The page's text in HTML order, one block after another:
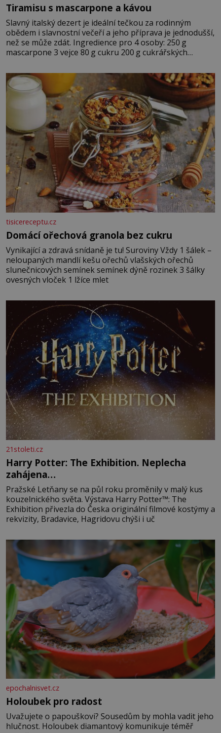
Tiramisu s mascarpone a kávou
Slavný italský dezert je ideální tečkou za rodinným
obědem i slavnostní večeří a jeho příprava je jednodušší,
než se může zdát. Ingredience pro 4 osoby: 250 g
mascarpone 3 vejce 80 g cukru 200 g cukrářských
posypání Postup: Oddělte žloutky od bílků. Žloutky
vyšlehejte s cukrem do světlé pěny a postupně do nich
vmíchejte mascarpone, aby vznikl hladký
tisicereceptu.cz
Domácí ořechová granola bez cukru
Vynikající a zdravá snídaně je tu! Suroviny Vždy 1 šálek –
neloupaných mandlí kešu ořechů vlašských ořechů
slunečnicových semínek semínek dýně rozinek 3 šálky
ovesných vloček 1 lžíce mlet
21stoleti.cz
Harry Potter: The Exhibition. Neplecha
zahájena…
Pražské Letňany se na půl roku proměnily v malý kus
kouzelnického světa. Výstava Harry Potter™: The
Exhibition přivezla do Česka originální filmové kostýmy a
rekvizity, Bradavice, Hagridovu chýši i uč
epochalnisvet.cz
Holoubek pro radost
Uvažujete o papouškovi? Sousedům by mohla vadit jeho
hlučnost. Holoubek diamantový komunikuje téměř